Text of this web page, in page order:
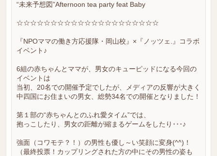
“未来予想図”Afternoon tea party feat Baby
☆☆☆☆☆☆☆☆☆☆☆☆☆☆☆☆☆☆☆☆☆
『NPOママの働き方応援隊・岡山校』×『ノッツェ.』コラボ
イベント♪
6組の赤ちゃんとママが、男女のキューピッドになる今回の
イベントは
当初、20名での開催予定でしたが、メディアの反響が大きく
中四国にお住まいの男女、総勢34名での開催となりました！
第１部の“赤ちゃんとのふれ愛タイム”では、
抱っこしたり、男女の距離が縮まるゲームをしたり･･･♪
強面（コワモテ？！）の男性も優し～い笑顔に変身(^^)！
（最終投票！カップリングされた方の中にその男性の姿も